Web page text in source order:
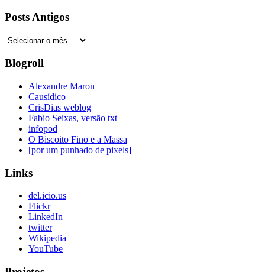
Posts Antigos
Posts
Blogroll
Alexandre Maron
Causídico
CrisDias weblog
Fabio Seixas, versão txt
infopod
O Biscoito Fino e a Massa
[por um punhado de pixels]
Links
del.icio.us
Flickr
LinkedIn
twitter
Wikipedia
YouTube